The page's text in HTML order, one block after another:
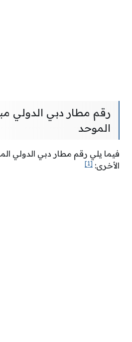
الموحد
الأخرى: [1]